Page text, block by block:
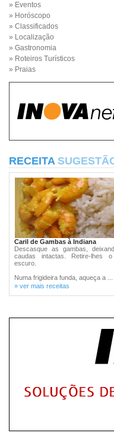
» Eventos
» Horóscopo
» Classificados
» Localização
» Gastronomia
» Roteiros Turísticos
» Praias
RECEITA
Caril de Gambas à Indiana
Descasque as gambas,
caudas intactas. Retire-lhes
escuro.
Numa frigideira funda, aqueça a ...
» ver mais receitas